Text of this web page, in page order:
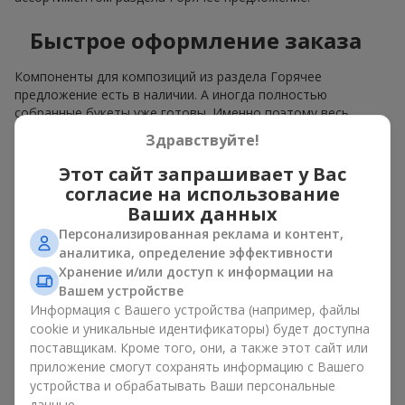
Быстрое оформление заказа
Компоненты для композиций из раздела Горячее
предложение есть в наличии. А иногда полностью
собранные букеты уже готовы. Именно поэтому весь
ассортимент раздела Горячее предложение можно
заказать мгновенно и получить заказ почти моментально.
Вы выбираете, оплачиваете — и получаете быструю
доставку.
Расширенный выбор
Горячее предложение обычно включает большое
разнообразие авторских работ. Здесь можно найти
стильные флорариумы, сезонные аранжировки,
тематические наборы для праздников и событий. Цены
разные. В каталоге Горячее предложение обычно
представлены букеты и за 700 грн , и за1000 грн , и1500 грн
и дажедороже .
Здравствуйте!
Этот сайт запрашивает у Вас
согласие на использование
Ваших данных
Персонализированная реклама и контент,
аналитика, определение эффективности
Хранение и/или доступ к информации на
Вашем устройстве
Информация с Вашего устройства (например, файлы
cookie и уникальные идентификаторы) будет доступна
поставщикам. Кроме того, они, а также этот сайт или
приложение смогут сохранять информацию с Вашего
устройства и обрабатывать Ваши персональные